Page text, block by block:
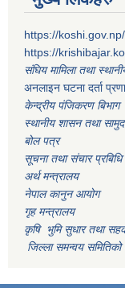
https://koshi.gov.np/
https://
संघिय मामिला तथा
अनलाइन घटना दर्ता
केन्द्रीय पंजिकरण बिभाग
स्थानीय शासन तथा
बोल पत्र
सूचना तथा संचार प्रबिधि
अर्थ मन्त्रालय
नेपाल कानुन आयोग
गृह मन्त्रालय
कृषि भुमि सुधार तथा
जिल्ला समन्वय समितिको